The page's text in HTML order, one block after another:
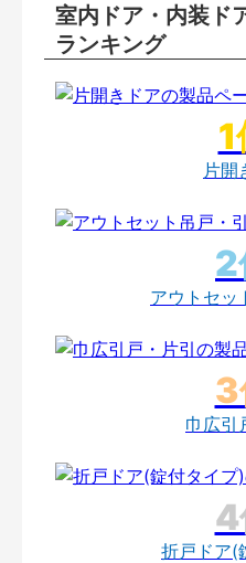
室内ドア・内装ド
ランキング
片開
アウトセッ
巾広引
折戸ドア(